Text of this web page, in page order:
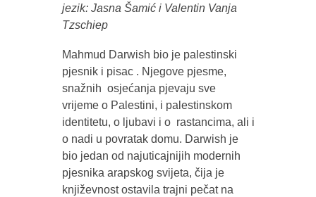
jezik: Jasna Šamić i Valentin Vanja
Tzschiep
Mahmud Darwish bio je palestinski
pjesnik i pisac . Njegove pjesme,
snažnih osjećanja pjevaju sve
vrijeme o Palestini, i palestinskom
identitetu, o ljubavi i o rastancima, ali i
o nadi u povratak domu. Darwish je
bio jedan od najuticajnijih modernih
pjesnika arapskog svijeta, čija je
književnost ostavila trajni pečat na